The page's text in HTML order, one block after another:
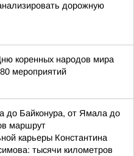
дорожную
коренных народов мира
мероприятий
до Байконура, от Ямала до
маршрут
карьеры Константина
тысячи километров